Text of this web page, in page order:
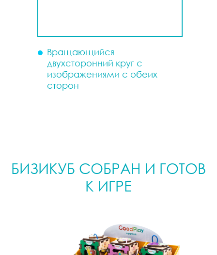
Вращающийся
двухсторонний круг с
изображениями с обеих
сторон
БИЗИКУБ СОБРАН И ГОТОВ
К ИГРЕ